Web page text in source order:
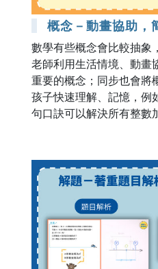
概念－動畫協助，
數學有些概念會比較抽象
老師利用生活情境、動畫
重要的概念；同步也會將
孩子快速理解、記憶，例
句口訣可以解決所有整數